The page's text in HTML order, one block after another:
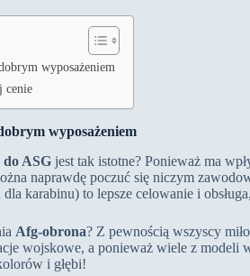
wyposażeniem
cenie
wyposażeniem
do ASG jest tak istotne? Ponieważ ma
naprawdę poczuć się niczym
karabinu) to lepsze celowanie i
Afg-obrona? Z pewnością wszyscy
wojskowe, a ponieważ wiele z modeli
i głębi!